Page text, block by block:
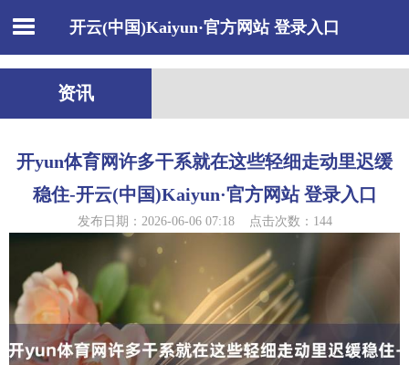
开云(中国)Kaiyun·官方网站 登录入口
资讯
开yun体育网许多干系就在这些轻细走动里迟缓
稳住-开云(中国)Kaiyun·官方网站 登录入口
发布日期：2026-06-06 07:18 点击次数：144